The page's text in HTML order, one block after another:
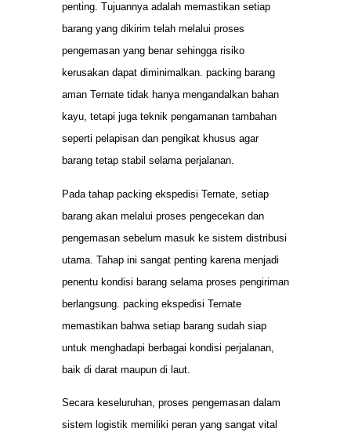
penting. Tujuannya adalah memastikan setiap
barang yang dikirim telah melalui proses
pengemasan yang benar sehingga risiko
kerusakan dapat diminimalkan. packing barang
aman Ternate tidak hanya mengandalkan bahan
kayu, tetapi juga teknik pengamanan tambahan
seperti pelapisan dan pengikat khusus agar
barang tetap stabil selama perjalanan.
Pada tahap packing ekspedisi Ternate, setiap
barang akan melalui proses pengecekan dan
pengemasan sebelum masuk ke sistem distribusi
utama. Tahap ini sangat penting karena menjadi
penentu kondisi barang selama proses pengiriman
berlangsung. packing ekspedisi Ternate
memastikan bahwa setiap barang sudah siap
untuk menghadapi berbagai kondisi perjalanan,
baik di darat maupun di laut.
Secara keseluruhan, proses pengemasan dalam
sistem logistik memiliki peran yang sangat vital